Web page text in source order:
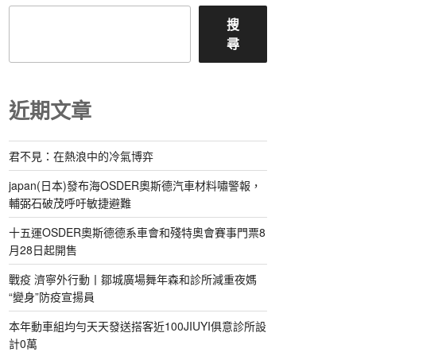
搜
尋
近期文章
君不見：在熱浪中的冷氣博弈
japan(日本)發布海OSDER奧斯德汽車材料嘯警報，
輔弼石破茂呼吁敏捷避難
十五運OSDER奧斯德德系車會和殘特奧會賽事門票8
月28日起開售
戰疫 濟寧外行動丨鄒城廣場舞年森和診所減重夜媽
“變身”防疫宣揚員
本年動車組均勻天天發送搭客近100JIUYI俱意診所設
計0萬